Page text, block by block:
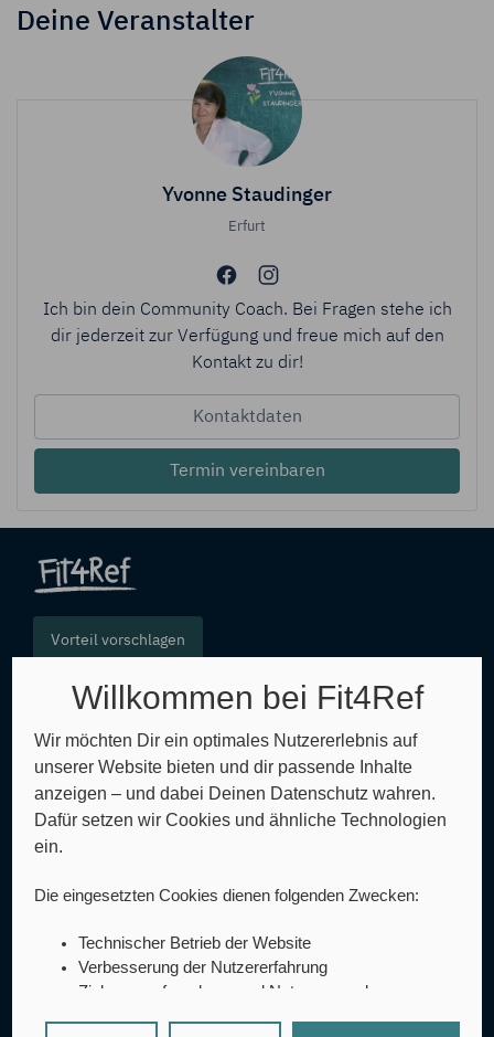
Willkommen bei Fit4Ref
Wir möchten Dir ein optimales Nutzererlebnis auf
unserer Website bieten und dir passende Inhalte
anzeigen – und dabei Deinen Datenschutz wahren.
Dafür setzen wir Cookies und ähnliche Technologien
ein.
Die eingesetzten Cookies dienen folgenden Zwecken:
Technischer Betrieb der Website
Verbesserung der Nutzererfahrung
Zielgruppenforschung und Nutzungsanalyse
Deine Veranstalter
Yvonne Staudinger
Erfurt
Ich bin dein Community Coach. Bei Fragen stehe ich
dir jederzeit zur Verfügung und freue mich auf den
Kontakt zu dir!
Kontaktdaten
Termin vereinbaren
Vorteil vorschlagen
Glossar
Sitemap
Impressum